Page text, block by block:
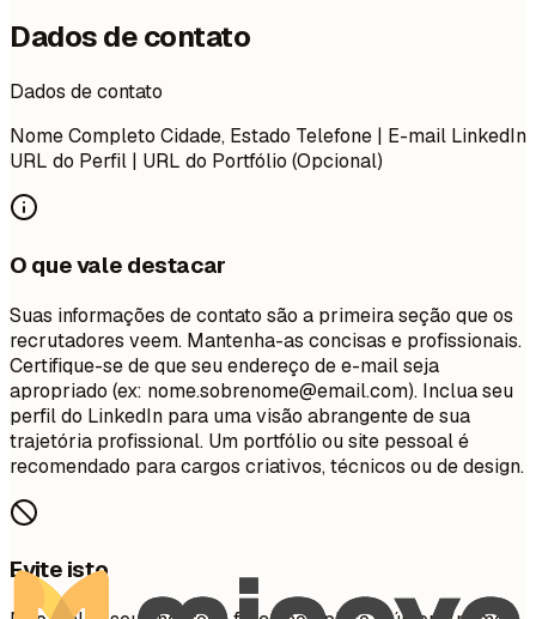
Dados de contato
Dados de contato
Nome Completo Cidade, Estado Telefone | E-mail LinkedIn
URL do Perfil | URL do Portfólio (Opcional)
O que vale destacar
Suas informações de contato são a primeira seção que os
recrutadores veem. Mantenha-as concisas e profissionais.
Certifique-se de que seu endereço de e-mail seja
apropriado (ex: nome.sobrenome@email.com). Inclua seu
perfil do LinkedIn para uma visão abrangente de sua
trajetória profissional. Um portfólio ou site pessoal é
recomendado para cargos criativos, técnicos ou de design.
Evite isto